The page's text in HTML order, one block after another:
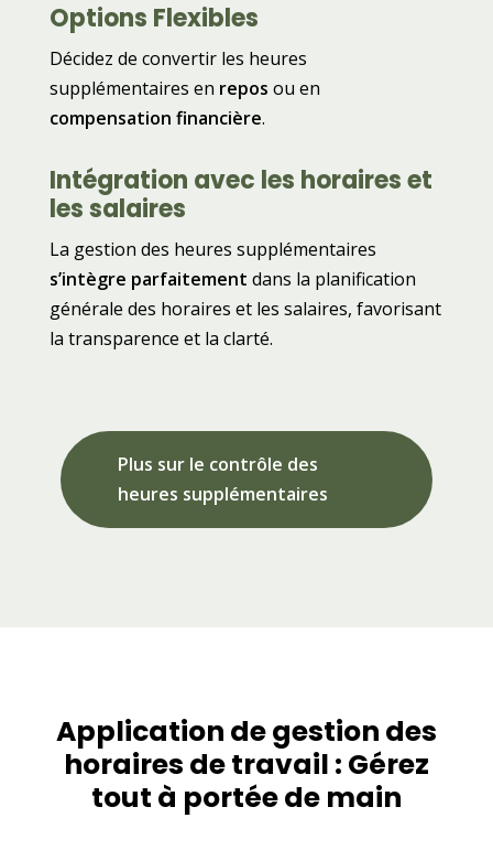
Options Flexibles
Décidez de convertir les heures
supplémentaires en repos ou en
compensation financière.
Intégration avec les horaires et
les salaires
La gestion des heures supplémentaires
s’intègre parfaitement dans la planification
générale des horaires et les salaires, favorisant
la transparence et la clarté.
Plus sur le contrôle des
heures supplémentaires
Application de gestion des
horaires de travail : Gérez
tout à portée de main